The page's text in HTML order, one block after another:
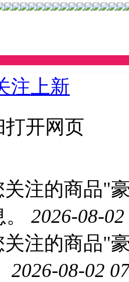
注上新
开网页
关注的商品"
2026-08-
关注的商品"
2026-08-02